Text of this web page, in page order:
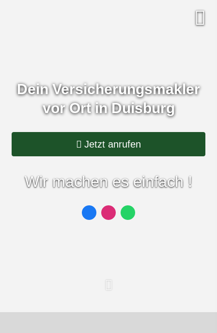
Dein Ver­sicherungs­makler
vor Ort in Duisburg
Jetzt anrufen
Wir machen es einfach !